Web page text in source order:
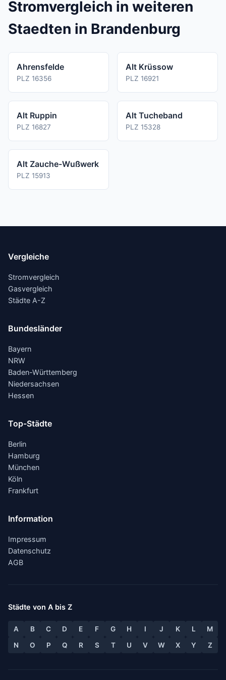
Vertrags ab.
Stromvergleich in weiteren
Staedten in Brandenburg
Ahrensfelde
PLZ 16356
Alt Krüssow
PLZ 16921
Alt Ruppin
PLZ 16827
Alt Tucheband
PLZ 15328
Alt Zauche-Wußwerk
PLZ 15913
Vergleiche
Stromvergleich
Gasvergleich
Städte A-Z
Bundesländer
Bayern
NRW
Baden-Württemberg
Niedersachsen
Hessen
Top-Städte
Berlin
Hamburg
München
Köln
Frankfurt
Information
Impressum
Datenschutz
AGB
Städte von A bis Z
A B C D E F G H I J K L
M
N
O P Q R S T U V W X Y Z